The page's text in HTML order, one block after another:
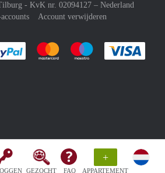
GEZOCHT FAQ
+
APPARTEMENT
- KvK nr. 02094127 – Nederland
Account verwijderen
Je rekent gemakkelijk af met Paypal
Je rekent gemakkelijk af met
Je rekent